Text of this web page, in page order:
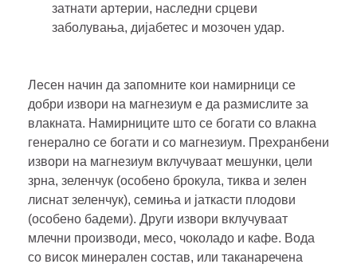
затнати артерии, наследни срцеви
заболувања, дијабетес и мозочен удар.
Лесен начин да запомните кои намирници се
добри извори на магнезиум е да размислите за
влакната. Намирниците што се богати со влакна
генерално се богати и со магнезиум. Прехранбени
извори на магнезиум вклучуваат мешунки, цели
зрна, зеленчук (особено брокула, тиква и зелен
лиснат зеленчук), семиња и јаткасти плодови
(особено бадеми). Други извори вклучуваат
млечни производи, месо, чоколадо и кафе. Вода
со висок минерален состав, или таканаречена